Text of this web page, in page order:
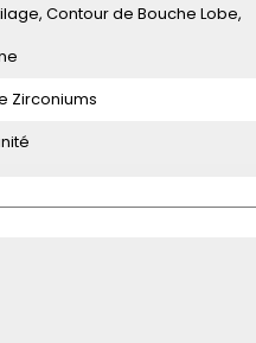
Contour de Bouche Lobe,
Zirconiums